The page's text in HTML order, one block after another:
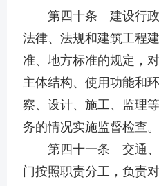
第四十条 建设行政
法律、法规和建筑工程
准、地方标准的规定，
主体结构、使用功能和
察、设计、施工、监理
务的情况实施监督检查。
第四十一条 交通、
门按照职责分工，负责